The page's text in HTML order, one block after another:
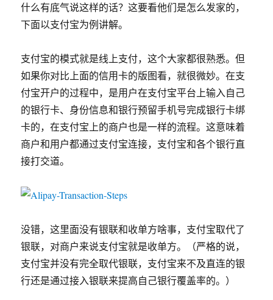
什么有底气说这样的话？这要看他们是怎么发家的，
下面以支付宝为例讲解。
支付宝的模式就是线上支付，这个大家都很熟悉。但
如果你对比上面的信用卡的版图看，就很微妙。在支
付宝开户的过程中，是用户在支付宝平台上输入自己
的银行卡、身份信息和银行预留手机号完成银行卡绑
卡的，在支付宝上的商户也是一样的流程。这意味着
商户和用户都通过支付宝连接，支付宝和各个银行直
接打交道。
没错，这里面没有银联和收单方啥事，支付宝取代了
银联，对商户来说支付宝就是收单方。（严格的说，
支付宝并没有完全取代银联，支付宝来不及直连的银
行还是通过接入银联来提高自己银行覆盖率的。）